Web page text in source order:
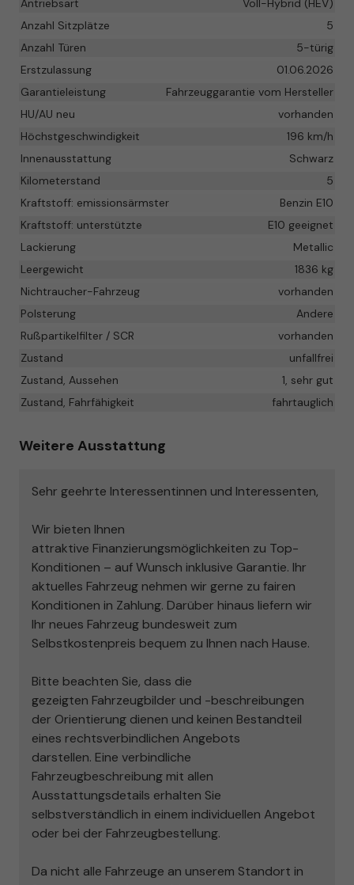
Antriebsart
Voll-Hybrid (HEV)
Anzahl Sitzplätze
5
Anzahl Türen
5-türig
Erstzulassung
01.06.2026
Garantieleistung
Fahrzeuggarantie vom Hersteller
HU/AU neu
vorhanden
Höchstgeschwindigkeit
196 km/h
Innenausstattung
Schwarz
Kilometerstand
5
Kraftstoff: emissionsärmster
Benzin E10
Kraftstoff: unterstützte
E10 geeignet
Lackierung
Metallic
Leergewicht
1836 kg
Nichtraucher-Fahrzeug
vorhanden
Polsterung
Andere
Rußpartikelfilter / SCR
vorhanden
Zustand
unfallfrei
Zustand, Aussehen
1, sehr gut
Zustand, Fahrfähigkeit
fahrtauglich
Weitere Ausstattung
Sehr geehrte Interessentinnen und Interessenten,
Wir bieten Ihnen
attraktive Finanzierungsmöglichkeiten zu Top-
Konditionen – auf Wunsch inklusive Garantie. Ihr
aktuelles Fahrzeug nehmen wir gerne zu fairen
Konditionen in Zahlung. Darüber hinaus liefern wir
Ihr neues Fahrzeug bundesweit zum
Selbstkostenpreis bequem zu Ihnen nach Hause.
Bitte beachten Sie, dass die
gezeigten Fahrzeugbilder und -beschreibungen
der Orientierung dienen und keinen Bestandteil
eines rechtsverbindlichen Angebots
darstellen. Eine verbindliche
Fahrzeugbeschreibung mit allen
Ausstattungsdetails erhalten Sie
selbstverständlich in einem individuellen Angebot
oder bei der Fahrzeugbestellung.
Da nicht alle Fahrzeuge an unserem Standort in